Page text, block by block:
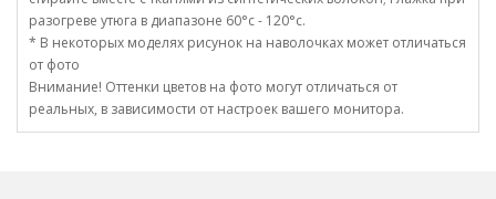
разогреве утюга в диапазоне 60°c - 120°c.
* В некоторых моделях рисунок на наволочках может отличаться
от фото
Внимание! Оттенки цветов на фото могут отличаться от
реальных, в зависимости от настроек вашего монитора.